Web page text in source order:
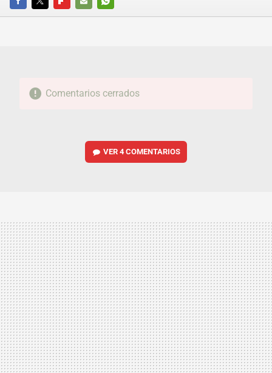
FACEBOOKTWITTERFLIPBOARD
E-
WHATSAPP
Comentarios cerrados
VER4 COMENTARIOS